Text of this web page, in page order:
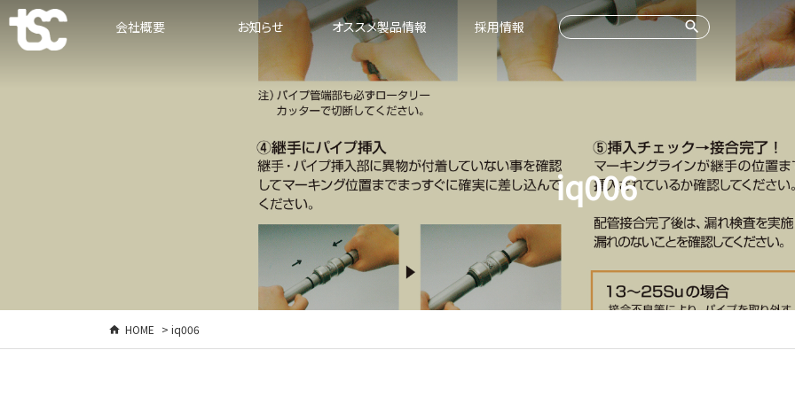
会社概要 お知らせ オススメ製品情報 採用情報
iq006
HOME > iq006